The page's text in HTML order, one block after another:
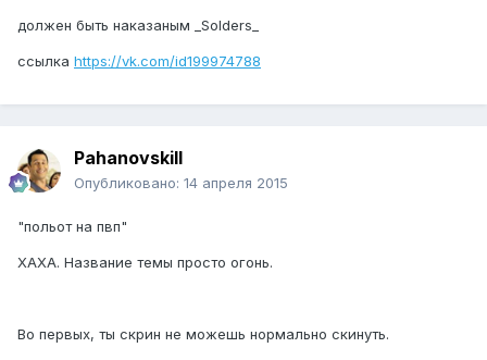
должен быть наказаным _Solders_
ссылка https://vk.com/id199974788
Pahanovskill
Опубликовано: 14 апреля 2015
"польот на пвп"
ХАХА. Название темы просто огонь.
Во первых, ты скрин не можешь нормально скинуть.